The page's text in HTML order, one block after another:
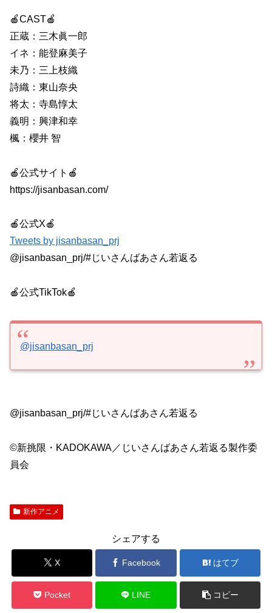
🍎CAST🍎
正蔵：三木眞一郎
イネ：能登麻美子
未乃：三上枝織
詩織：東山奈央
将太：寺島惇太
義明：興津和幸
楓：櫻井 智
🍎公式サイト🍎
https://jisanbasan.com/
🍎公式X🍎
Tweets by jisanbasan_prj
@jisanbasan_prj/#じいさんばあさん若返る
🍎公式TikTok🍎
@jisanbasan_prj
@jisanbasan_prj/#じいさんばあさん若返る
©新挑限・KADOKAWA／じいさんばあさん若返る製作委
員会
新作アニメ
シェアする
X Facebook はてブ
Pocket LINE コピー